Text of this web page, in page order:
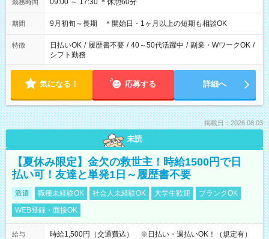
勤務時間 09:00 ～ 17:30 ＊休憩60分
期間 9月初旬～長期 ＊開始日・1ヶ月以上の短期も相談OK
特徴 日払いOK / 履歴書不要 / 40～50代活躍中 / 副業・WワークOK /
シフト勤務
気になる！ 応募する 詳細へ
掲載日：2026.08.03
未読
【夏休み限定】金欠の救世主！時給1500円で日
払い可！友達と単発1日～履歴書不要
派遣 職種未経験OK 社会人未経験OK 大学生歓迎
ブランクOK
WEB登録・面接OK
給与
時給1,500円（交通費込） ※日払い・週払いOK！（規定有）